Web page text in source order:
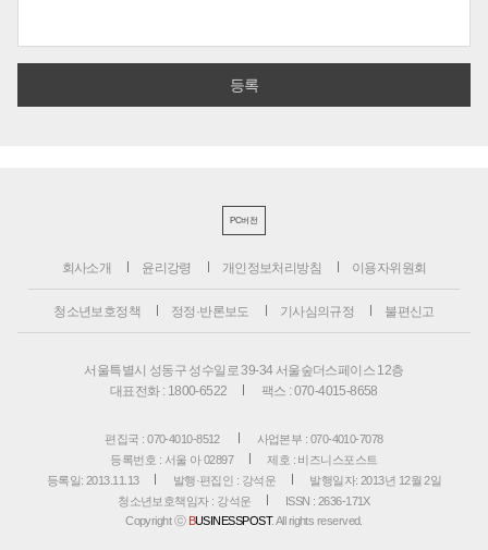
PC버전
회사소개 윤리강령 개인정보처리방침 이용자위원회
청소년보호정책 정정·반론보도 기사심의규정 불편신고
서울특별시 성동구 성수일로 39-34 서울숲더스페이스 12층
대표전화 : 1800-6522
팩스 : 070-4015-8658
편집국 : 070-4010-8512
사업본부 : 070-4010-7078
등록번호 : 서울 아 02897
제호 : 비즈니스포스트
등록일: 2013.11.13
발행·편집인 : 강석운
발행일자: 2013년 12월 2일
청소년보호책임자 : 강석운
ISSN : 2636-171X
Copyright ⓒ BUSINESSPOST. All rights reserved.